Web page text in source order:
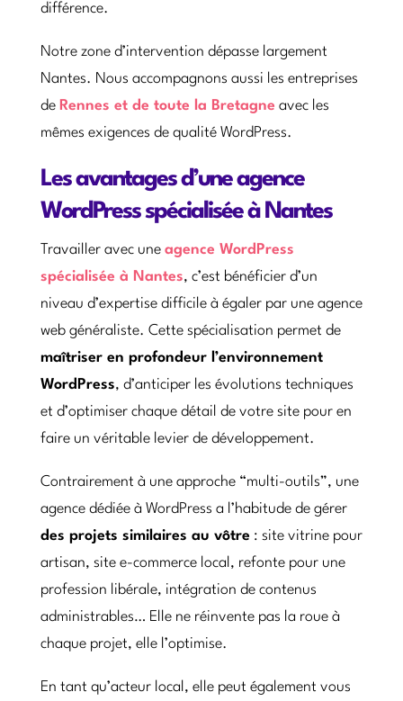
différence.
Notre zone d’intervention dépasse largement
Nantes. Nous accompagnons aussi les entreprises
de Rennes et de toute la Bretagne avec les
mêmes exigences de qualité WordPress.
Les avantages d’une agence
WordPress spécialisée à Nantes
Travailler avec une agence WordPress
spécialisée à Nantes, c’est bénéficier d’un
niveau d’expertise difficile à égaler par une agence
web généraliste. Cette spécialisation permet de
maîtriser en profondeur l’environnement
WordPress, d’anticiper les évolutions techniques
et d’optimiser chaque détail de votre site pour en
faire un véritable levier de développement.
Contrairement à une approche “multi-outils”, une
agence dédiée à WordPress a l’habitude de gérer
des projets similaires au vôtre : site vitrine pour
artisan, site e-commerce local, refonte pour une
profession libérale, intégration de contenus
administrables… Elle ne réinvente pas la roue à
chaque projet, elle l’optimise.
En tant qu’acteur local, elle peut également vous